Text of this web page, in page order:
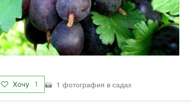
Хочу 1 1 фотография в садах